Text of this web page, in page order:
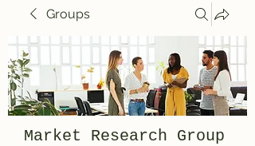
Groups
Market Research Group